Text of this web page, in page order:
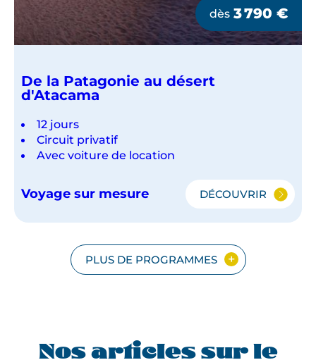
dès 3 790 €
De la Patagonie au désert
d'Atacama
12 jours
Circuit privatif
Avec voiture de location
Voyage sur mesure DÉCOUVRIR
DE
AU
DÉSERT
D'ATACAMA
PLUS DE PROGRAMMES
Nos articles sur le